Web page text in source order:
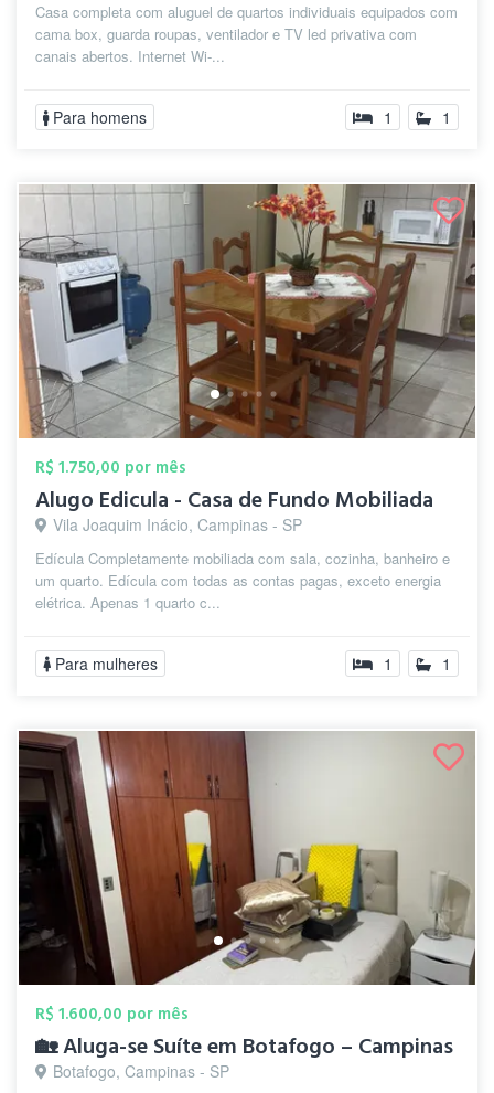
Casa completa com aluguel de quartos individuais equipados com
cama box, guarda roupas, ventilador e TV led privativa com
canais abertos. Internet Wi-...
Para homens 1 1
R$ 1.750,00 por mês
Alugo Edicula - Casa de Fundo Mobiliada
Vila Joaquim Inácio, Campinas - SP
Edícula Completamente mobiliada com sala, cozinha, banheiro e
um quarto. Edícula com todas as contas pagas, exceto energia
elétrica. Apenas 1 quarto c...
Para mulheres 1 1
R$ 1.600,00 por mês
🏡 Aluga-se Suíte em Botafogo – Campinas
Botafogo, Campinas - SP